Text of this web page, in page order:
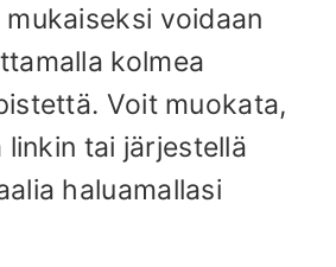
voidaan
kolmea
Voit muokata,
linkin tai järjestellä
haluamallasi